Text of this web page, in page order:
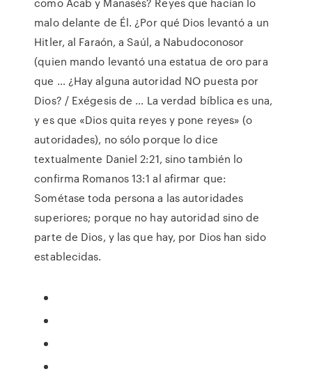
malo delante de Él. ¿Por qué Dios levantó a un
Hitler, al Faraón, a Saúl, a Nabudoconosor
(quien mando levantó una estatua de oro para
que … ¿Hay alguna autoridad NO puesta por
Dios? / Exégesis de ... La verdad bíblica es una,
y es que «Dios quita reyes y pone reyes» (o
autoridades), no sólo porque lo dice
textualmente Daniel 2:21, sino también lo
confirma Romanos 13:1 al afirmar que:
Sométase toda persona a las autoridades
superiores; porque no hay autoridad sino de
parte de Dios, y las que hay, por Dios han sido
establecidas.